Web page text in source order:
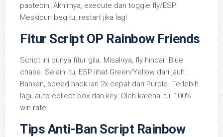
pastebin. Akhirnya, execute dan toggle fly/ESP.
Meskipun begitu, restart jika lag!
Fitur Script OP Rainbow Friends
Script ini punya fitur gila. Misalnya, fly hindari Blue
chase. Selain itu, ESP lihat Green/Yellow dari jauh.
Bahkan, speed hack lari 2x cepat dari Purple. Terlebih
lagi, auto collect box dan key. Oleh karena itu, 100%
win rate!
Tips Anti-Ban Script Rainbow